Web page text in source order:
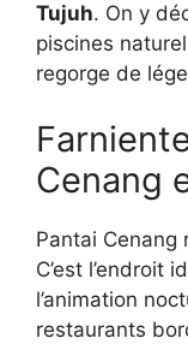
Tujuh. On y
piscines
regorge de
Cenang
Pantai Cenang
C’est l’endroit
l’animation
restaurants